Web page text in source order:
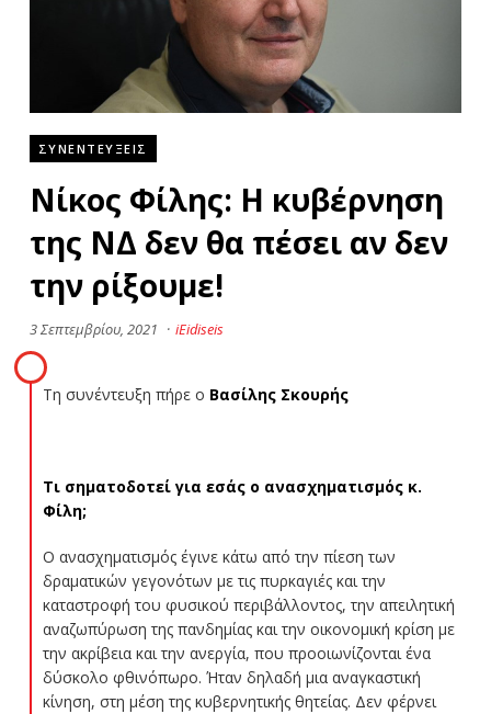
ΣΥΝΕΝΤΕΥΞΕΙΣ
Νίκος Φίλης: Η κυβέρνηση
της ΝΔ δεν θα πέσει αν δεν
την ρίξουμε!
3 Σεπτεμβρίου, 2021 · iEidiseis
Τη συνέντευξη πήρε ο Βασίλης Σκουρής
Τι σηματοδοτεί για εσάς ο ανασχηματισμός κ.
Φίλη;
Ο ανασχηματισμός έγινε κάτω από την πίεση των
δραματικών γεγονότων με τις πυρκαγιές και την
καταστροφή του φυσικού περιβάλλοντος, την απειλητική
αναζωπύρωση της πανδημίας και την οικονομική κρίση με
την ακρίβεια και την ανεργία, που προοιωνίζονται ένα
δύσκολο φθινόπωρο. Ήταν δηλαδή μια αναγκαστική
κίνηση, στη μέση της κυβερνητικής θητείας. Δεν φέρνει